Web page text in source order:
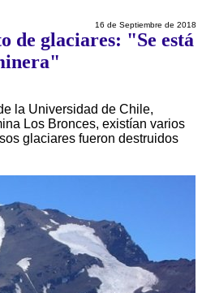
16 de Septiembre de 2018
de glaciares: "Se está
la Universidad de Chile,
Los Bronces, existían varios
glaciares fueron destruidos